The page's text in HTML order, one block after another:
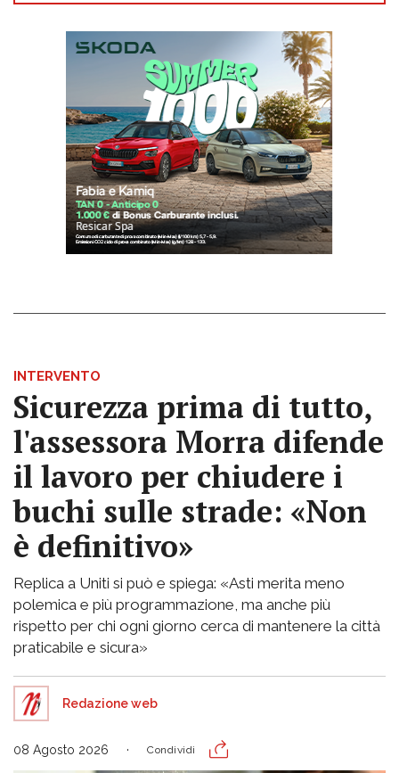
INTERVENTO
Sicurezza prima di tutto,
l'assessora Morra difende
il lavoro per chiudere i
buchi sulle strade: «Non
è definitivo»
Replica a Uniti si può e spiega: «Asti merita meno
polemica e più programmazione, ma anche più
rispetto per chi ogni giorno cerca di mantenere la città
praticabile e sicura»
Redazione web
08 Agosto 2026 Condividi